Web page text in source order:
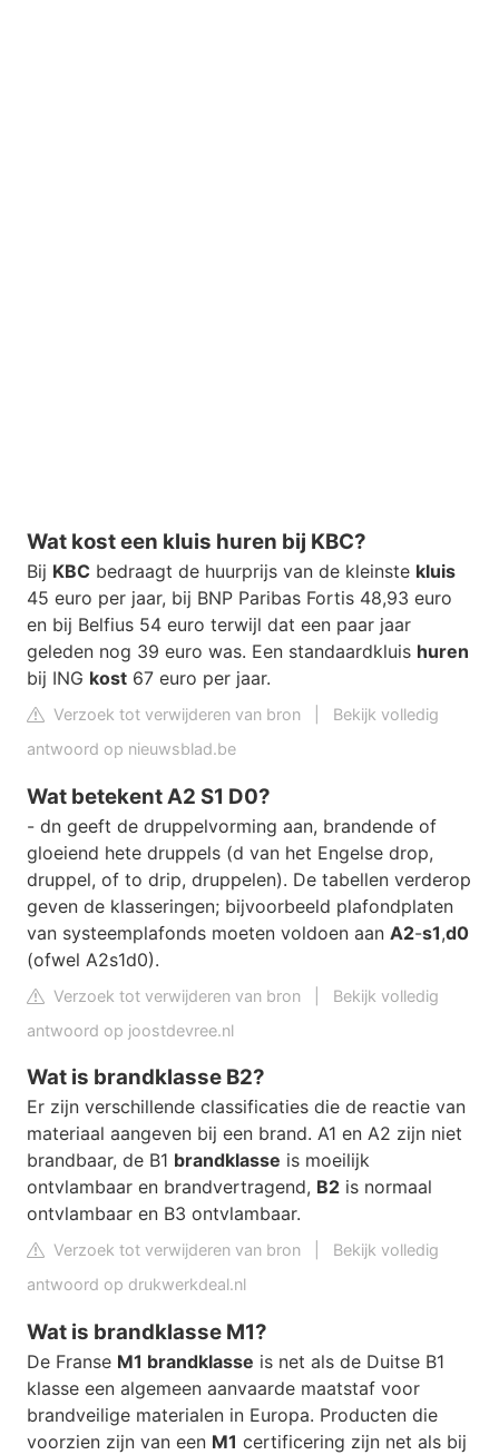
Wat kost een kluis huren bij KBC?
Bij KBC bedraagt de huurprijs van de kleinste kluis
45 euro per jaar, bij BNP Paribas Fortis 48,93 euro
en bij Belfius 54 euro terwijl dat een paar jaar
geleden nog 39 euro was. Een standaardkluis huren
bij ING kost 67 euro per jaar.
Verzoek tot verwijderen van bron
Bekijk volledig
antwoord op nieuwsblad.be
Wat betekent A2 S1 D0?
- dn geeft de druppelvorming aan, brandende of
gloeiend hete druppels (d van het Engelse drop,
druppel, of to drip, druppelen). De tabellen verderop
geven de klasseringen; bijvoorbeeld plafondplaten
van systeemplafonds moeten voldoen aan A2-s1,d0
(ofwel A2s1d0).
Verzoek tot verwijderen van bron
Bekijk volledig
antwoord op joostdevree.nl
Wat is brandklasse B2?
Er zijn verschillende classificaties die de reactie van
materiaal aangeven bij een brand. A1 en A2 zijn niet
brandbaar, de B1 brandklasse is moeilijk
ontvlambaar en brandvertragend, B2 is normaal
ontvlambaar en B3 ontvlambaar.
Verzoek tot verwijderen van bron
Bekijk volledig
antwoord op drukwerkdeal.nl
Wat is brandklasse M1?
De Franse M1 brandklasse is net als de Duitse B1
klasse een algemeen aanvaarde maatstaf voor
brandveilige materialen in Europa. Producten die
voorzien zijn van een M1 certificering zijn net als bij